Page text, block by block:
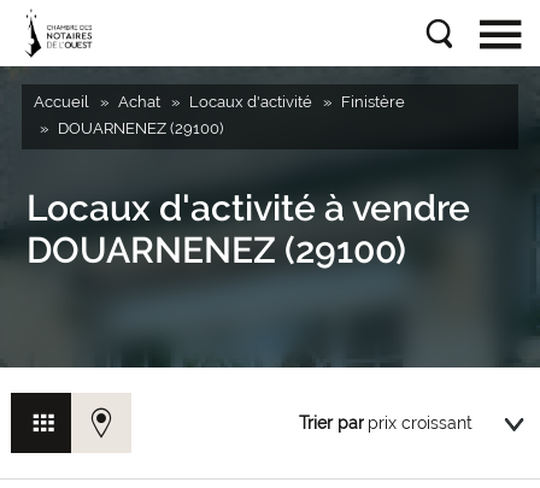
Accueil Achat Locaux d'activité
Finistère
DOUARNENEZ (29100)
Locaux d'activité à vendre
DOUARNENEZ (29100)
Trier par